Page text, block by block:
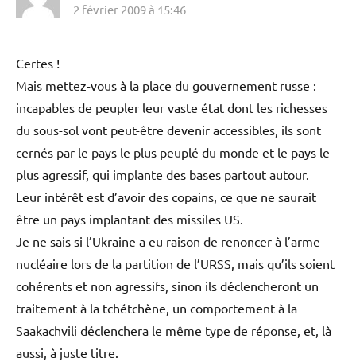
2 février 2009 à 15:46
Certes !
Mais mettez-vous à la place du gouvernement russe :
incapables de peupler leur vaste état dont les richesses
du sous-sol vont peut-être devenir accessibles, ils sont
cernés par le pays le plus peuplé du monde et le pays le
plus agressif, qui implante des bases partout autour.
Leur intérêt est d’avoir des copains, ce que ne saurait
être un pays implantant des missiles US.
Je ne sais si l’Ukraine a eu raison de renoncer à l’arme
nucléaire lors de la partition de l’URSS, mais qu’ils soient
cohérents et non agressifs, sinon ils déclencheront un
traitement à la tchétchène, un comportement à la
Saakachvili déclenchera le même type de réponse, et, là
aussi, à juste titre.